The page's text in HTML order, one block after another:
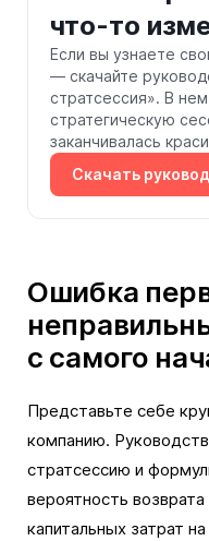
что-то
Если вы узнаете
— скачайте
стратсессия». В
стратегическую
заканчивалась
Скачать
Ошибка
с самого
Представьте себе
компанию.
стратсессию и
вероятность
капитальных затрат